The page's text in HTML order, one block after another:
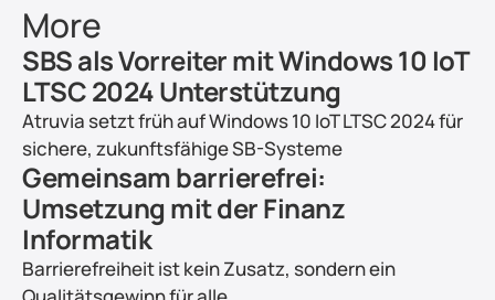
More
SBS als Vorreiter mit Windows 10 IoT
LTSC 2024 Unterstützung
Atruvia setzt früh auf Windows 10 IoT LTSC 2024 für
sichere, zukunftsfähige SB-Systeme
Gemeinsam barrierefrei:
Umsetzung mit der Finanz
Informatik
Barrierefreiheit ist kein Zusatz, sondern ein